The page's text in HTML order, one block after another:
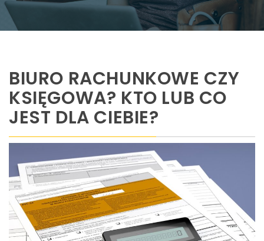
BIURO RACHUNKOWE CZY
KSIĘGOWA? KTO LUB CO
JEST DLA CIEBIE?